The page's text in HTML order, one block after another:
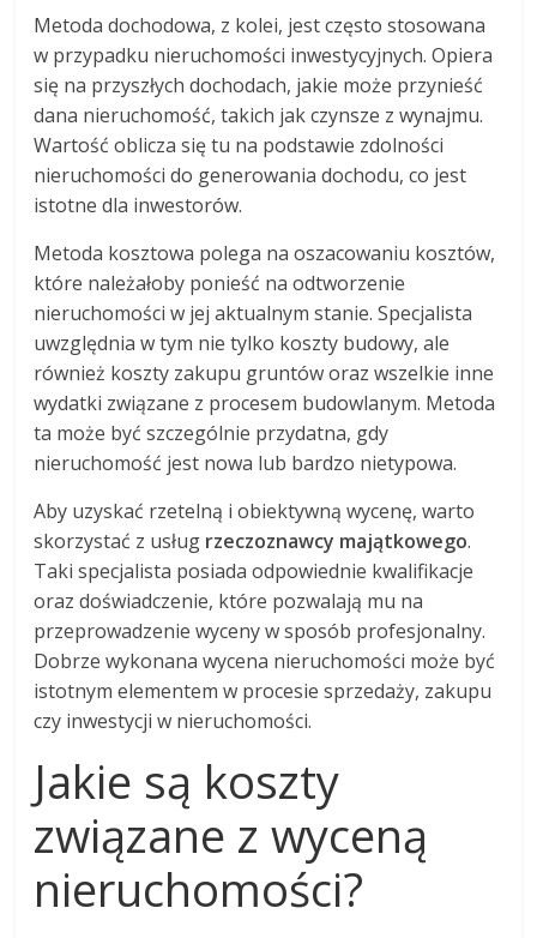
Metoda dochodowa, z kolei, jest często stosowana
w przypadku nieruchomości inwestycyjnych. Opiera
się na przyszłych dochodach, jakie może przynieść
dana nieruchomość, takich jak czynsze z wynajmu.
Wartość oblicza się tu na podstawie zdolności
nieruchomości do generowania dochodu, co jest
istotne dla inwestorów.
Metoda kosztowa polega na oszacowaniu kosztów,
które należałoby ponieść na odtworzenie
nieruchomości w jej aktualnym stanie. Specjalista
uwzględnia w tym nie tylko koszty budowy, ale
również koszty zakupu gruntów oraz wszelkie inne
wydatki związane z procesem budowlanym. Metoda
ta może być szczególnie przydatna, gdy
nieruchomość jest nowa lub bardzo nietypowa.
Aby uzyskać rzetelną i obiektywną wycenę, warto
skorzystać z usług rzeczoznawcy majątkowego.
Taki specjalista posiada odpowiednie kwalifikacje
oraz doświadczenie, które pozwalają mu na
przeprowadzenie wyceny w sposób profesjonalny.
Dobrze wykonana wycena nieruchomości może być
istotnym elementem w procesie sprzedaży, zakupu
czy inwestycji w nieruchomości.
Jakie są koszty
związane z wyceną
nieruchomości?